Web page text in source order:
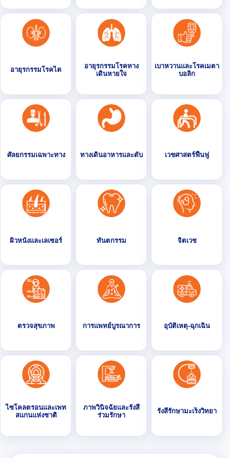
อายุรกรรมโรคไต
อายุรกรรมโรคทาง
เดินหายใจ
เบาหวานและโรคเมตา
บอลิก
ศัลยกรรมเฉพาะทาง ทางเดินอาหารและตับ เวชศาสตร์ฟื้นฟู
ผิวหนังและเลเซอร์ ทันตกรรม จิตเวช
ตรวจสุขภาพ การแพทย์บูรณาการ อุบัติเหตุ-ฉุกเฉิน
ไซโคลตรอนและเพท
สแกนแห่งชาติ
ภาพวินิจฉัยและรังสี
ร่วมรักษา
รังสีรักษามะเร็งวิทยา